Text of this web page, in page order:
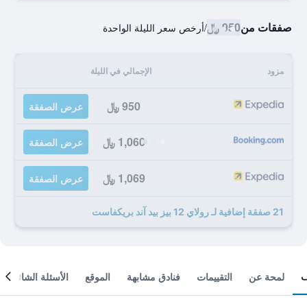
صفقات من950 ﷼ /أرخص سعر الليلة الواحدة
مزود الإجمالي في الليلة
950 ﷼ عرض الصفقة
1,060 ﷼ عرض الصفقة
1,069 ﷼ عرض الصفقة
21 صفقة إضافية لـ رولاي 12 بيز بيد آند بريكفاست
لمحة عن التقييمات فنادق مشابهة الموقع الأسئلة الشائعة